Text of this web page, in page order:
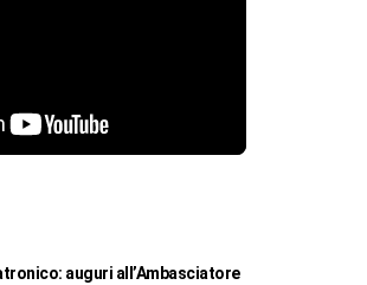
auguri all’Ambasciatore